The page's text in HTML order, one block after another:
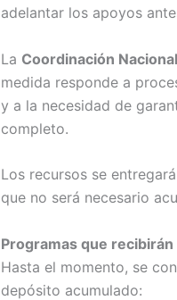
adelantar los apoyos
La Coordinación
medida responde a
y a la necesidad de
completo.
Los recursos se
que no será necesario
Programas que
Hasta el momento, se
depósito acumulado: